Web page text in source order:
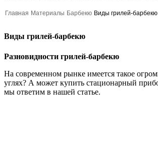
Главная Материалы Барбекю Виды грилей-барбекю
Виды грилей-барбекю
Разновидности грилей-барбекю
На современном рынке имеется такое
углях? А может купить стационарный
мы ответим в нашей статье.